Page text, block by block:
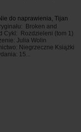
do naprawienia, Tijan
Broken and
Cykl: Rozdzieleni (tom 1)
Julia Wolin
Niegrzeczne Książki
15...